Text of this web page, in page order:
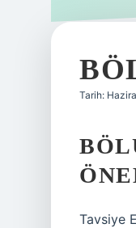
Tarih:
Tavsiye